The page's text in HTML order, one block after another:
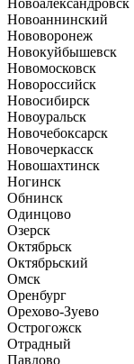
Новоалександровск
Новоаннинский
Нововоронеж
Новокуйбышевск
Новомосковск
Новороссийск
Новосибирск
Новоуральск
Новочебоксарск
Новочеркасск
Новошахтинск
Ногинск
Обнинск
Одинцово
Озерск
Октябрьск
Октябрьский
Омск
Оренбург
Орехово-Зуево
Острогожск
Отрадный
Павлово